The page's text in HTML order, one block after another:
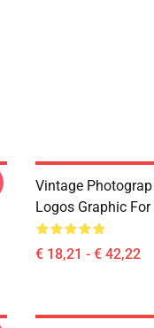
Vintage
Logos Graphic
€ 18,21 - € 42,22